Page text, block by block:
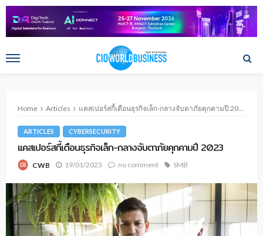
Home Articles แคสเปอร์สกี้เตือนธุรกิจเล็ก-กลางจับตาภัยคุกคามปี 2023
ARTICLES CYBERSECURITY
แคสเปอร์สกี้เตือนธุรกิจเล็ก-กลางจับตาภัยคุกคามปี 2023
CWB 19/01/2023 no comment SMB